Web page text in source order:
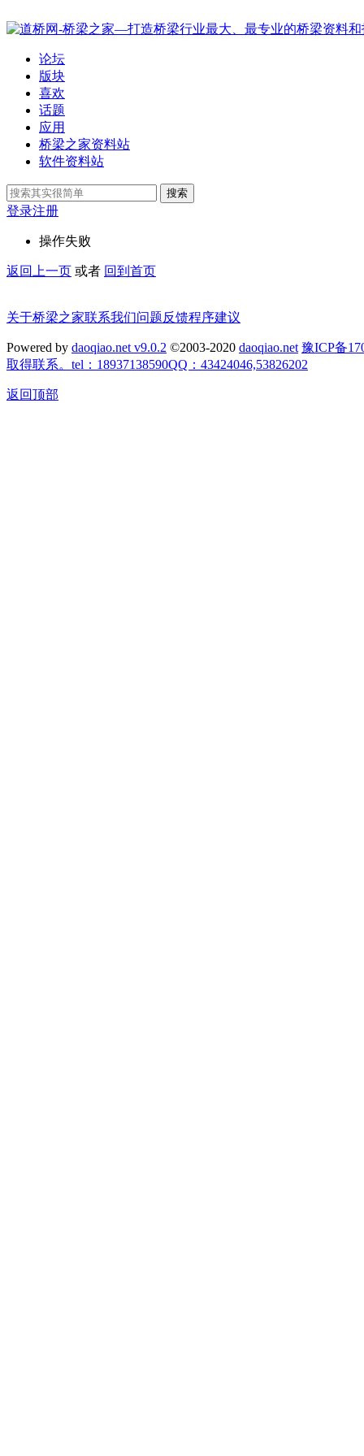
论坛
版块
喜欢
话题
应用
桥梁之家资料站
软件资料站
搜索
登录注册
操作失败
返回上一页 或者 回到首页
关于桥梁之家联系我们问题反馈程序建议
Powered by daoqiao.net v9.0.2 ©2003-2020 daoqiao.net 豫ICP备
取得联系。tel：18937138590QQ：43424046,53826202
返回顶部